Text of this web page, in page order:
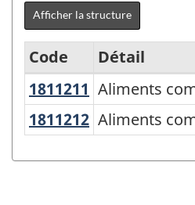
Afficher la structure
Variante
du
Code
Détail
1811211 Aliments
Aliments
1811212 Aliments
Aliments